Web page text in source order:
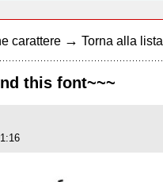
carattere → Torna alla lista
this font~~~